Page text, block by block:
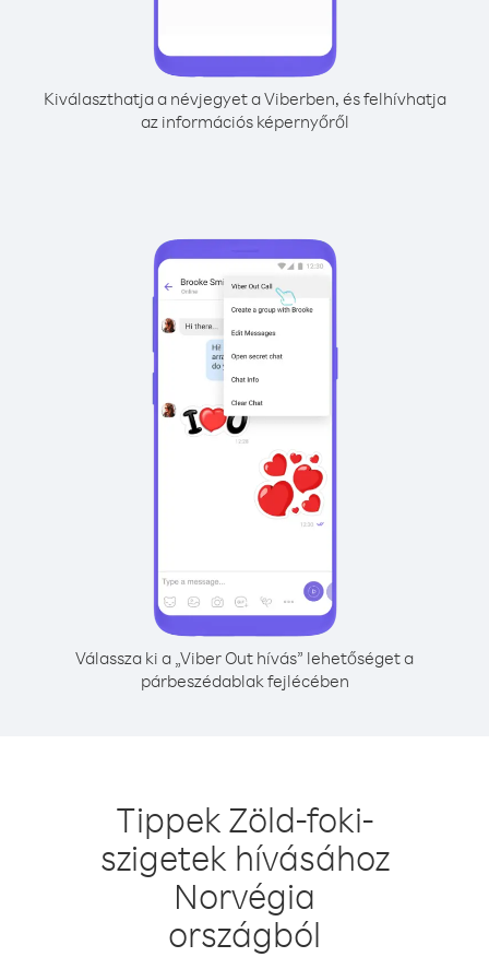
Kiválaszthatja a névjegyet a Viberben, és felhívhatja
az információs képernyőről
Válassza ki a „Viber Out hívás” lehetőséget a
párbeszédablak fejlécében
Tippek Zöld-foki-
szigetek hívásához
Norvégia
országból